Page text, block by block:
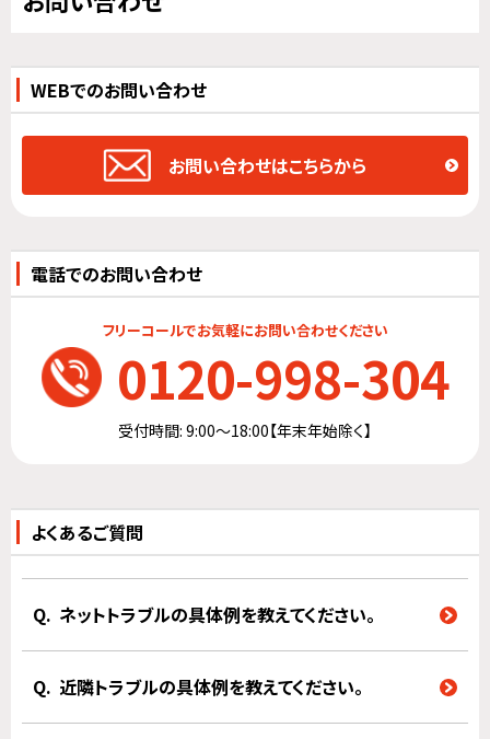
WEBでのお問い合わせ
お問い合わせはこちらから
電話でのお問い合わせ
フリーコールでお気軽にお問い合わせください
0120-998-304
受付時間: 9:00～18:00【年末年始除く】
よくあるご質問
ネットトラブルの具体例を教えてください。
近隣トラブルの具体例を教えてください。